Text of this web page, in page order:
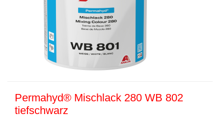
Permahyd® Mischlack 280 WB 802
tiefschwarz